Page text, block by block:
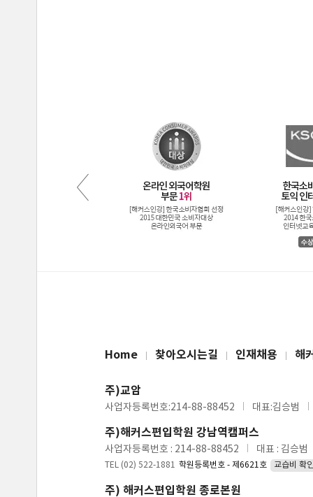
Home 찾아오시는길 인재채용 해
주)교암
사업자등록번호:214-88-88452 대표:김승범
주)해커스편입학원 강남역캠퍼스
사업자등록번호 : 214-88-88452 대표 : 김승범
TEL (02) 522-1881 학원등록번호 - 제6621호 교습비 확
주) 해커스편입학원 종로본원